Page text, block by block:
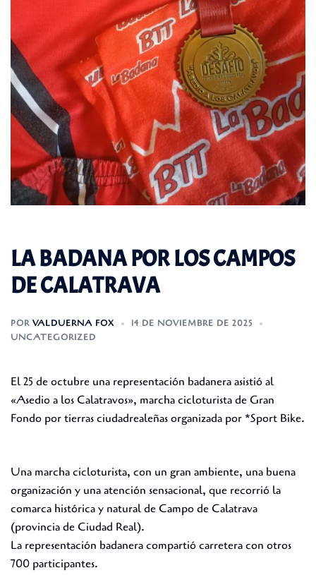
LA BADANA POR LOS CAMPOS
DE CALATRAVA
POR VALDUERNA FOX
14 DE NOVIEMBRE DE 2025
UNCATEGORIZED
El 25 de octubre una representación badanera asistió al
«Asedio a los Calatravos», marcha cicloturista de Gran
Fondo por tierras ciudadrealeñas organizada por *Sport Bike.
Una marcha cicloturista, con un gran ambiente, una buena
organización y una atención sensacional, que recorrió la
comarca histórica y natural de Campo de Calatrava
(provincia de Ciudad Real).
La representación badanera compartió carretera con otros
700 participantes.